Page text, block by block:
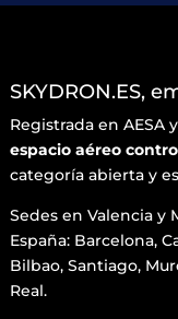
SKYDRON.ES,
Registrada en AESA y
espacio aéreo
categoría abierta y
Sedes en Valencia y
España: Barcelona,
Bilbao, Santiago,
Real.